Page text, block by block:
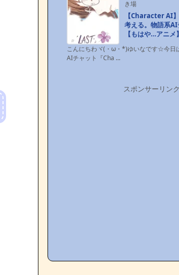
き場
【Character AI
考える。物語系
【もはや…アニメ】
こんにちわヾ(・ω・*)ゆいなです☆今日
AIチャット『Cha ...
スポンサーリンク